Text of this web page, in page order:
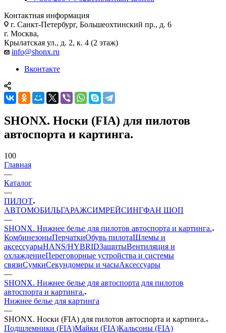
Контактная информация
г. Санкт-Петербург, Большеохтинский пр., д. 6
г. Москва,
Крылатская ул., д. 2, к. 4 (2 этаж)
info@shonx.ru
Вконтакте
SHONX. Носки (FIA) для пилотов
автоспорта и картинга.
100
Главная
—
Каталог
—
ПИЛОТ
АВТОМОБИЛЬГАРАЖСИМРЕЙСИНГФАН ШОП
—
SHONX. Нижнее белье для пилотов автоспорта и картинга.
КомбинезоныПерчаткиОбувь пилотаШлемы и
аксессуарыHANS/HYBRIDЗащитыВентиляция и
охлаждениеПереговорные устройства и системы
связиСумкиСекундомеры и часыАксессуары
—
SHONX. Нижнее белье для автоспорта для пилотов
автоспорта и картинга.
Нижнее белье для картинга
—
SHONX. Носки (FIA) для пилотов автоспорта и картинга.
Подшлемники (FIA)Майки (FIA)Кальсоны (FIA)